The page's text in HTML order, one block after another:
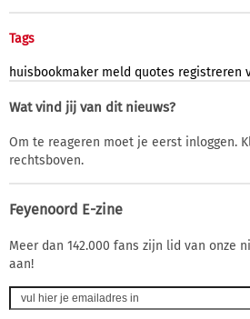
Tags
huisbookmaker meld quotes registreren
Wat vind jij van dit nieuws?
Om te reageren moet je eerst inloggen.
rechtsboven.
Feyenoord E-zine
Meer dan 142.000 fans zijn lid van onze
aan!